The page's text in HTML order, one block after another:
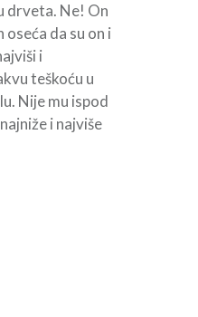
drveta. Ne! On
da su on i
i
teškoću u
Nije mu ispod
i najviše